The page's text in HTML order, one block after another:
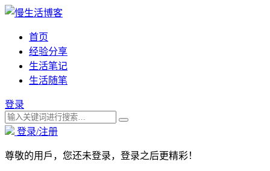
首页
经验分享
生活笔记
生活随笔
登录
登录/注册
尊敬的用戶，您还未登录，登录之后更精彩！